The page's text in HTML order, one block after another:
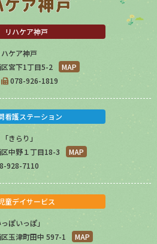
リハケア神戸
ケア神戸
宮下1丁目5-2
MAP
078-926-1819
看護ステーション
きらり」
中野１丁目18-3
MAP
928-7110
童デイサービス
ぽいっぽ」
玉津町田中 597-1
MAP